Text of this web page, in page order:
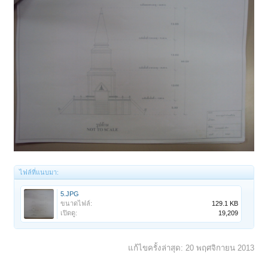
ไฟล์ที่แนบมา:
5.JPG
ขนาดไฟล์:
129.1 KB
เปิดดู:
19,209
แก้ไขครั้งล่าสุด: 20 พฤศจิกายน 2013